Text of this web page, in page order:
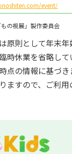
event/
の視展」製作委員会
原則として年末年
時休業を省略して
点の情報に基づき
ますので、ご利